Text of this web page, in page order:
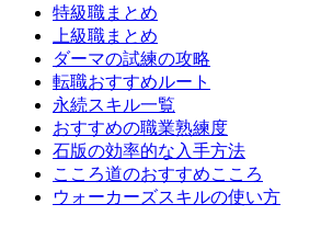
特級職まとめ
上級職まとめ
ダーマの試練の攻略
転職おすすめルート
永続スキル一覧
おすすめの職業熟練度
石版の効率的な入手方法
こころ道のおすすめこころ
ウォーカーズスキルの使い方